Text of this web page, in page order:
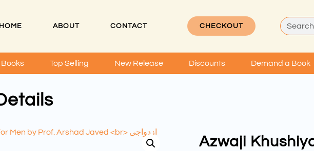
HOME ABOUT CONTACT CHECKOUT
Top Selling New Release Discounts Demand a Book
Azwaji